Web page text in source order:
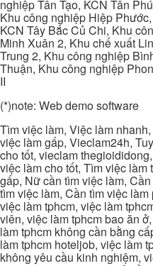
nghiệp Tân Tạo, KCN Tân
Khu công nghiệp Hiệp
KCN Tây Bắc Củ Chi, Khu
Minh Xuân 2, Khu chế xuất
Trung 2, Khu công nghiệp
Thuận, Khu công nghiệp
II
(*)note: Web demo software
Tìm việc làm, Việc làm
việc làm gấp, Vieclam24h,
cho tốt, vieclam
việc làm cho tốt, Tìm việc
gấp, Nữ cần tìm việc làm,
tìm việc làm, Cần tìm việc
việc làm tphcm, việc làm
viên, việc làm tphcm bao ăn
làm tphcm không cần bằng
làm tphcm hoteljob, việc làm
không yêu cầu kinh nghiệm,